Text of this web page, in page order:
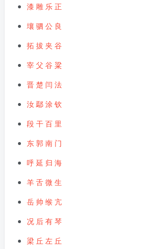
漆 雕 乐 正
壤 驷 公 良
拓 拔 夹 谷
宰 父 谷 粱
晋楚 闫 法
汝鄢涂 钦
段 干百 里
东 郭 南 门
呼 延 归 海
羊 舌微 生
岳 帅 缑亢
况 后有琴
梁 丘 左 丘